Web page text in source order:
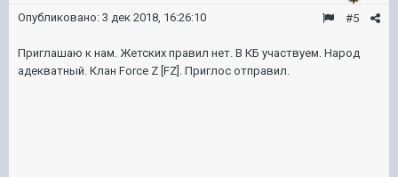
#5
Опубликовано: 3 дек 2018, 16:26:10
Приглашаю к нам. Жетских правил нет. В КБ участвуем. Народ
адекватный. Клан Force Z [FZ]. Приглос отправил.